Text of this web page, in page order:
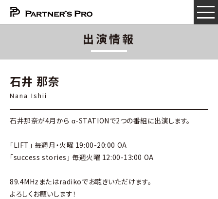
出演情報
石井 那奈
Nana Ishii
石井那奈が4月から α-STATIONで2つの番組に出演します。
「LIFT」 毎週月・火曜 19:00-20:00 OA
「success stories」 毎週火曜 12:00-13:00 OA
89.4MHzまたはradikoでお聴きいただけます。
よろしくお願いします！